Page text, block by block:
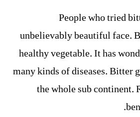
People who tried
unbelievably beautiful face.
healthy vegetable. It has
many kinds of diseases. Bitter
the whole sub continent.